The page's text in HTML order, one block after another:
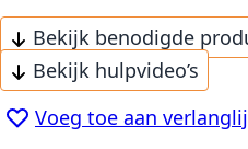
Bekijk benodigde
Bekijk hulpvideo’s
Voeg toe aan